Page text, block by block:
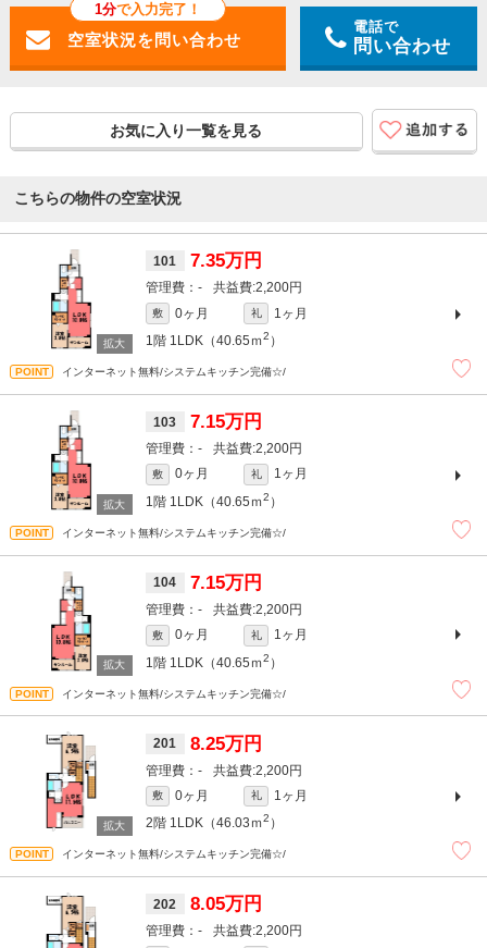
1分で入力完了！
電話で
問い合わせ
お気に入り一覧を見る
こちらの物件の空室状況
101 7.35万円
- 2,200円
敷 0ヶ月 礼
1ヶ月
1階 1LDK（40.65ｍ2 ）
インターネット無料/システムキッチン完備☆/
103 7.15万円
- 2,200円
敷 0ヶ月 礼
1ヶ月
1階 1LDK（40.65ｍ2 ）
インターネット無料/システムキッチン完備☆/
104 7.15万円
- 2,200円
敷 0ヶ月 礼
1ヶ月
1階 1LDK（40.65ｍ2 ）
インターネット無料/システムキッチン完備☆/
201 8.25万円
- 2,200円
敷 0ヶ月 礼
1ヶ月
2階 1LDK（46.03ｍ2 ）
インターネット無料/システムキッチン完備☆/
202 8.05万円
- 2,200円